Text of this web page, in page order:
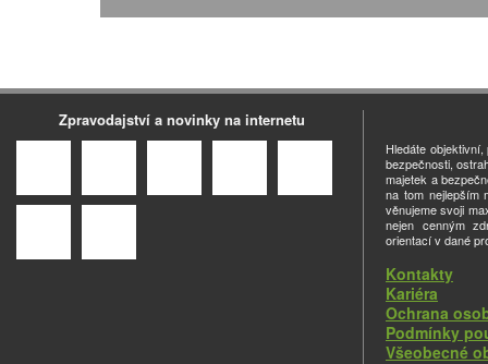
Zpravodajství a novinky na internetu
Hledáte
bezpečnosti,
majetek a
na tom nejlepším
věnujeme svoji
nejen cenným
orientací v dané
Kontakty
Kariéra
Ochrana
Podmínky
Všeobecné